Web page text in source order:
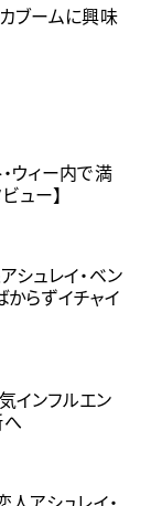
ブームに興味
ウィー内で満
ュー】
シュレイ・ベン
らずイチャイ
インフルエン